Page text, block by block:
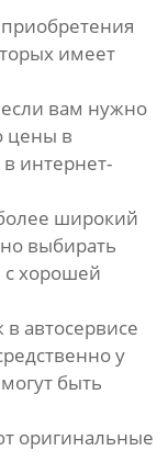
имеет
вам нужно
цены в
интернет-
широкий
выбирать
хорошей
автосервисе
у
быть
оригинальные